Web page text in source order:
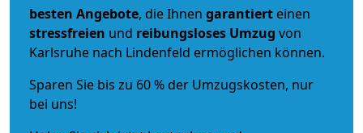
besten Angebote, die Ihnen garantiert einen
stressfreien und reibungsloses Umzug von
Karlsruhe nach Lindenfeld ermöglichen können.
Sparen Sie bis zu 60 % der Umzugskosten, nur
bei uns!